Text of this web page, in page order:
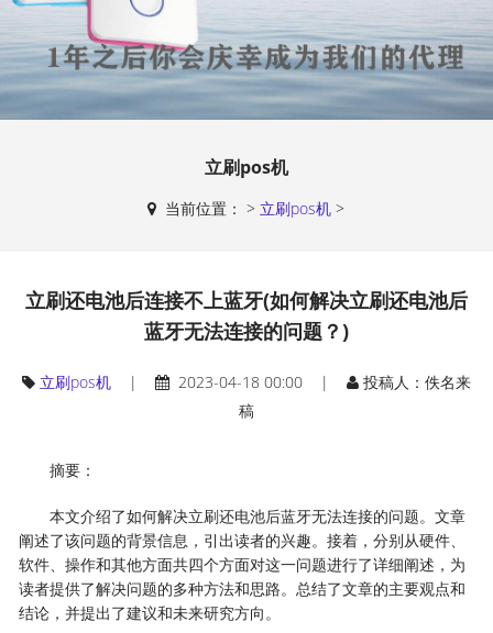
立刷pos机
当前位置：> 立刷pos机 >
立刷还电池后连接不上蓝牙(如何解决立刷还电池后
蓝牙无法连接的问题？)
立刷pos机| 2023-04-18 00:00 |
投稿人：佚名来
稿
摘要：
本文介绍了如何解决立刷还电池后蓝牙无法连接的问题。文章
阐述了该问题的背景信息，引出读者的兴趣。接着，分别从硬件、
软件、操作和其他方面共四个方面对这一问题进行了详细阐述，为
读者提供了解决问题的多种方法和思路。总结了文章的主要观点和
结论，并提出了建议和未来研究方向。